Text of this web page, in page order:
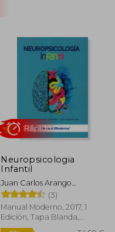
Neuropsicologia
Infantil
Juan Carlos Arango
Lasprilla,Diego
Rivera,Laiene Olabarrieta
Landa
(3)
Manual Moderno, 2017, 1
Edición, Tapa Blanda,
Nuevo